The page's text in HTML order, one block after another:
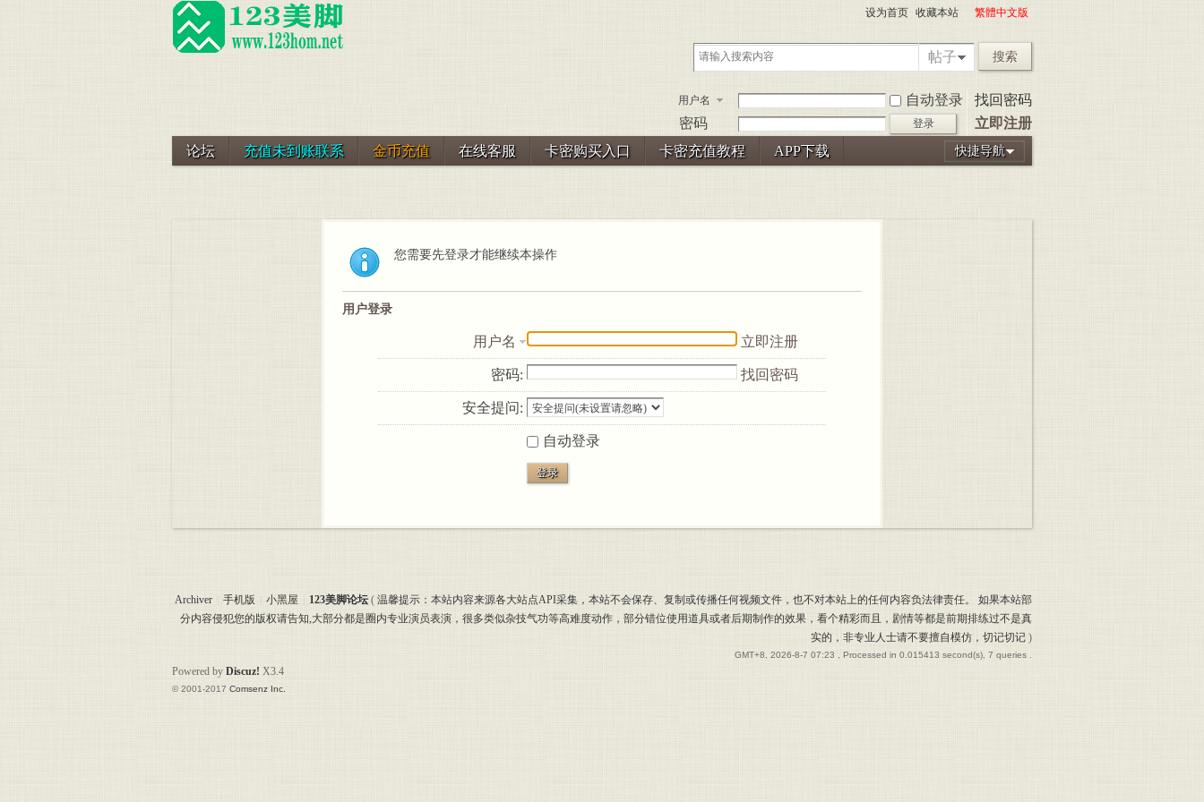
设为首页 收藏本站 繁體中文版
帖子 搜索
用户名 自动登录
找回密码
密码
登录 立即注册
快捷导航
论坛 充值未到账联系 金币充值 在线客服 卡密购买入口 卡密充值教程 APP下载
您需要先登录才能继续本操作
用户登录
用户名 立即注册
密码: 找回密码
安全提问:
自动登录
登录
Archiver 手机版 小黑屋 123美脚论坛 ( 温馨提示：本站内容来源各大站点API采集，本站不会保存、复制或传播任何视频文件，也不对本站上的任何内容负法律责任。 如果本站部
分内容侵犯您的版权请告知,大部分都是圈内专业演员表演，很多类似杂技气功等高难度动作，部分错位使用道具或者后期制作的效果，看个精彩而且，剧情等都是前期排练过不是真
实的，非专业人士请不要擅自模仿，切记切记 )
GMT+8, 2026-8-7 07:23 , Processed in 0.015413 second(s), 7 queries .
Powered by Discuz! X3.4
© 2001-2017 Comsenz Inc.